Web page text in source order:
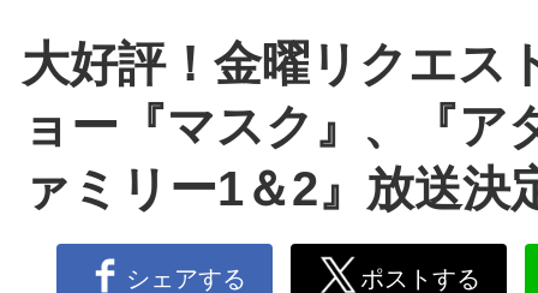
大好評！金曜リクエス
ョー『マスク』、『ア
ァミリー1＆2』放送決
シェアする ポストする